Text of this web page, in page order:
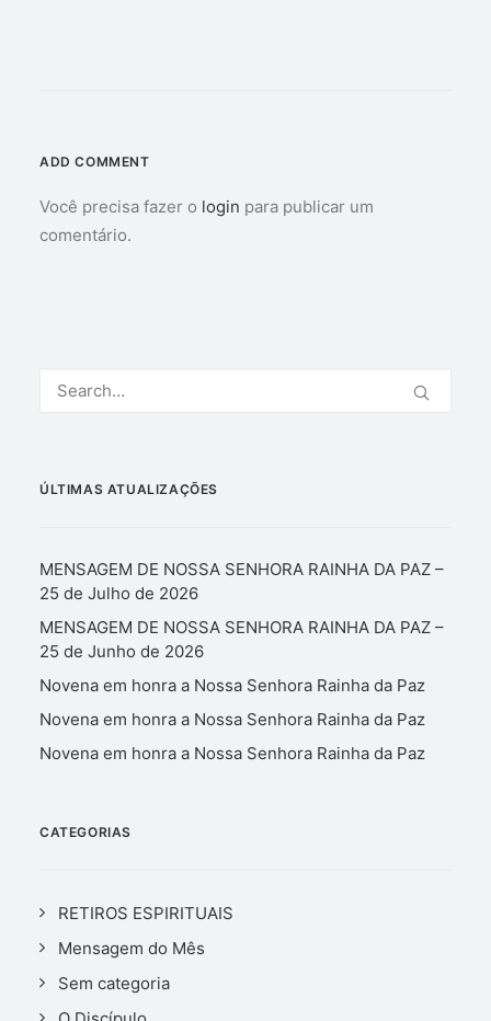
ADD COMMENT
Você precisa fazer o login para publicar um
comentário.
ÚLTIMAS ATUALIZAÇÕES
MENSAGEM DE NOSSA SENHORA RAINHA DA PAZ –
25 de Julho de 2026
MENSAGEM DE NOSSA SENHORA RAINHA DA PAZ –
25 de Junho de 2026
Novena em honra a Nossa Senhora Rainha da Paz
Novena em honra a Nossa Senhora Rainha da Paz
Novena em honra a Nossa Senhora Rainha da Paz
CATEGORIAS
RETIROS ESPIRITUAIS
Mensagem do Mês
Sem categoria